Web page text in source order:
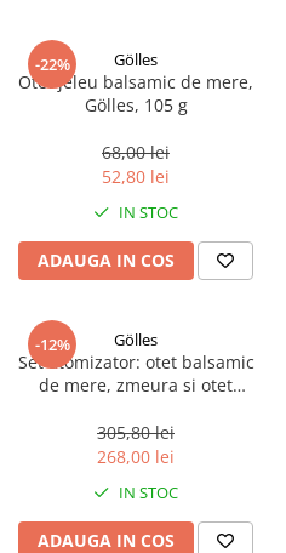
-22% Gölles
Otet jeleu balsamic de mere,
Gölles, 105 g
68,00 lei
52,80 lei
IN STOC
ADAUGA IN COS
-12% Gölles
Set atomizator: otet balsamic
de mere, zmeura si otet
125 ml
305,80 lei
268,00 lei
IN STOC
ADAUGA IN COS